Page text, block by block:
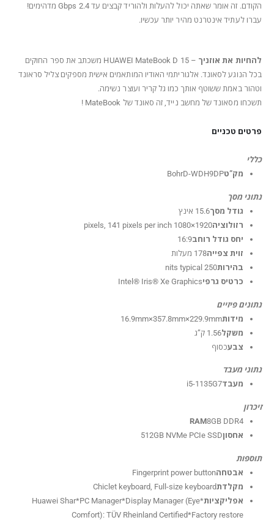
הקודם. זה אומר שאתה יכול להעלות ולהוריד קבצים עד 2.4 Gbps מדהימים!
עברו לעתיד אינטרנט מהיר יותר עכשיו.
להחיות את אוזניך
– HUAWEI MateBook D 15 משכתב את ספר החוקים
בכל הנוגע לסאונד. אלגוריתמי האודיו המותאמים אישית מספקים צליל סראונד
וטהור באמת ששוטף אותך כמו גל קריר ועוצר נשימה.
תשכחו מסאונד של מחשב נייד, זה סאונד של MateBook !
פרטים טכניים
כללי
מק”טBohrD-WDH9DP
נתוני מסך
גודל מסך15.6 אינץ
רזולוציה1920×1080 pixels, 141 pixels per inch
יחס גודל רוחב16:9
זוית צפייה178 מעלות
בהירות250 nits typical
כרטיס גרפיIntel® Iris® Xe Graphics
נתונים פיזיים
מידות16.9mm×357.8mm×229.9mm
משקל1.56 ק”ג
צבעכסוף
נתוני מעבד
מעבדi5-1135G7
זיכרון
RAM8GB DDR4
אחסון512GB NVMe PCIe SSD
תוספות
אבטחהFingerprint power button
מקלדתChiclet keyboard, Full-size keyboard
אפליקציות *Huawei Shar*PC Manager*Display Manager (Eye
Comfort): TÜV Rheinland Certified*Factory restore